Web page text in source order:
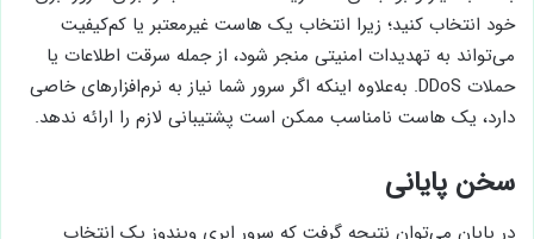
خود انتخاب کنید؛ زیرا انتخاب یک هاست غیرمعتبر یا کم‌کیفیت
می‌تواند به تهدیدات امنیتی منجر شود، از جمله سرقت اطلاعات یا
حملات DDoS. به‌علاوه اینکه اگر سرور شما نیاز به نرم‌افزارهای خاصی
دارد، یک هاست نامناسب ممکن است پشتیبانی لازم را ارائه ندهد.
سخن پایانی
در پایان می‌توان نتیجه گرفت که سرور ابری ویندوز یک انتخاب